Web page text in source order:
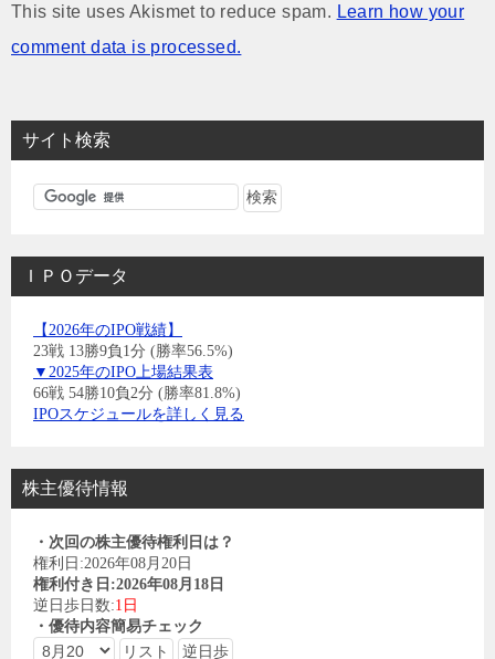
This site uses Akismet to reduce spam. Learn how your
comment data is processed.
サイト検索
ＩＰＯデータ
【2026年のIPO戦績】
23戦 13勝9負1分 (勝率56.5%)
▼2025年のIPO上場結果表
66戦 54勝10負2分 (勝率81.8%)
IPOスケジュールを詳しく見る
株主優待情報
・次回の株主優待権利日は？
権利日:2026年08月20日
権利付き日:2026年08月18日
逆日歩日数:1日
・優待内容簡易チェック